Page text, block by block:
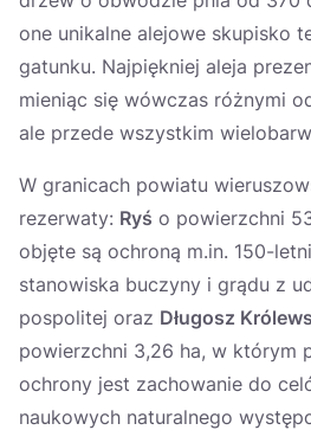
one unikalne alejowe skupisko
gatunku. Najpiękniej aleja
mieniąc się wówczas różnymi
ale przede wszystkim
W granicach powiatu
rezerwaty: Ryś o powierzchni
objęte są ochroną m.in. 150-
stanowiska buczyny i grądu z
pospolitej oraz Długosz
powierzchni 3,26 ha, w którym
ochrony jest zachowanie do
naukowych naturalnego